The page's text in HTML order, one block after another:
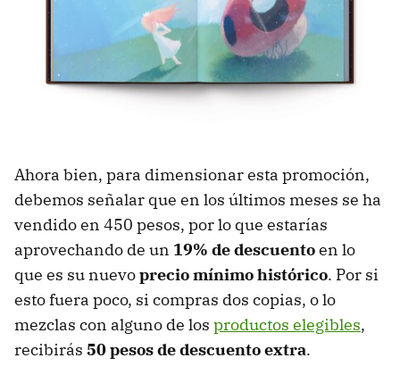
Ahora bien, para dimensionar esta promoción,
debemos señalar que en los últimos meses se ha
vendido en 450 pesos, por lo que estarías
aprovechando de un 19% de descuentoen lo
que es su nuevoprecio mínimo histórico. Por si
esto fuera poco, si compras dos copias, o lo
mezclas con alguno de los productos elegibles,
recibirás 50 pesos de descuento extra.